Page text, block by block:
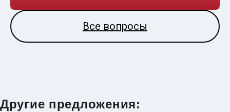
Все вопросы
Другие предложения: